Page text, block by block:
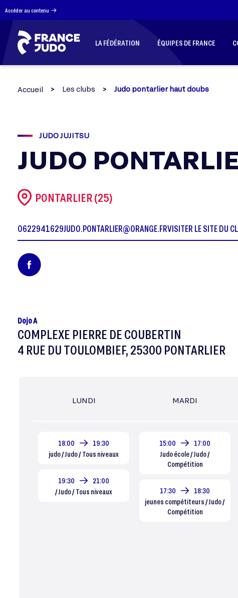
Accéder au contenu
LA FÉDÉRATION ÉQUIPES DE FRANCE
Accueil Les clubs Judo pontarlier haut doubs
JUDO JUJITSU
JUDO
PONTARLIER (25)
0622941629JUDO.PONTARLIER@ORANGE.FRVISITER LE SITE DU
Dojo A
COMPLEXE PIERRE DE COUBERTIN
4 RUE DU TOULOMBIEF, 25300 PONTARLIER
LUNDI
18:00
19:30
judo / Judo / Tous niveaux
19:30
21:00
/ Judo / Tous niveaux
MARDI
15:00
17:00
Judo école / Judo /
Compétition
17:30
18:30
jeunes compétiteurs / Judo /
Compétition
Panneau de gestion des cookies